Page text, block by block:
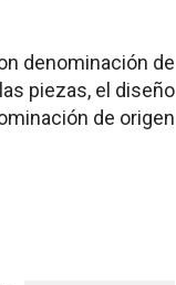
denominación de
piezas, el diseño
de origen